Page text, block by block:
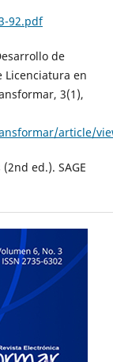
92.pdf
de
Licenciatura en
3(1),
article/
ed.). SAGE